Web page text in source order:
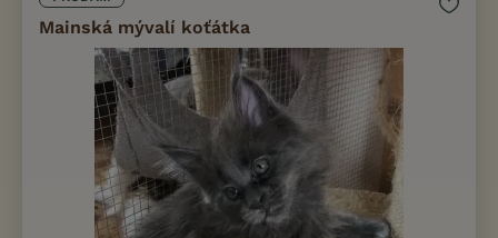
Mainská mývalí koťátka